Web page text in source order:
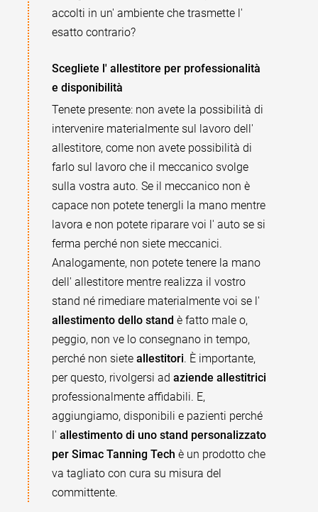
accolti in un' ambiente che trasmette l'
esatto contrario?
Scegliete l' allestitore per professionalità
e disponibilità
Tenete presente: non avete la possibilità di
intervenire materialmente sul lavoro dell'
allestitore, come non avete possibilità di
farlo sul lavoro che il meccanico svolge
sulla vostra auto. Se il meccanico non è
capace non potete tenergli la mano mentre
lavora e non potete riparare voi l' auto se si
ferma perché non siete meccanici.
Analogamente, non potete tenere la mano
dell' allestitore mentre realizza il vostro
stand né rimediare materialmente voi se l'
allestimento dello stand è fatto male o,
peggio, non ve lo consegnano in tempo,
perché non sieteallestitori. È importante,
per questo, rivolgersi adaziende allestitrici
professionalmente affidabili. E,
aggiungiamo, disponibili e pazienti perché
l'allestimento di uno stand personalizzato
per Simac Tanning Tech è un prodotto che
va tagliato con cura su misura del
committente.